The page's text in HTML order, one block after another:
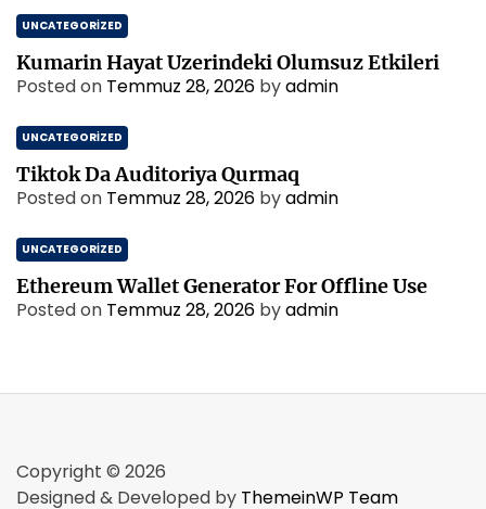
UNCATEGORIZED
Kumarin Hayat Uzerindeki Olumsuz Etkileri
Posted on Temmuz 28, 2026 byadmin
UNCATEGORIZED
Tiktok Da Auditoriya Qurmaq
Posted on Temmuz 28, 2026 byadmin
UNCATEGORIZED
Ethereum Wallet Generator For Offline Use
Posted on Temmuz 28, 2026 byadmin
Copyright © 2026
Designed & Developed by ThemeinWP Team